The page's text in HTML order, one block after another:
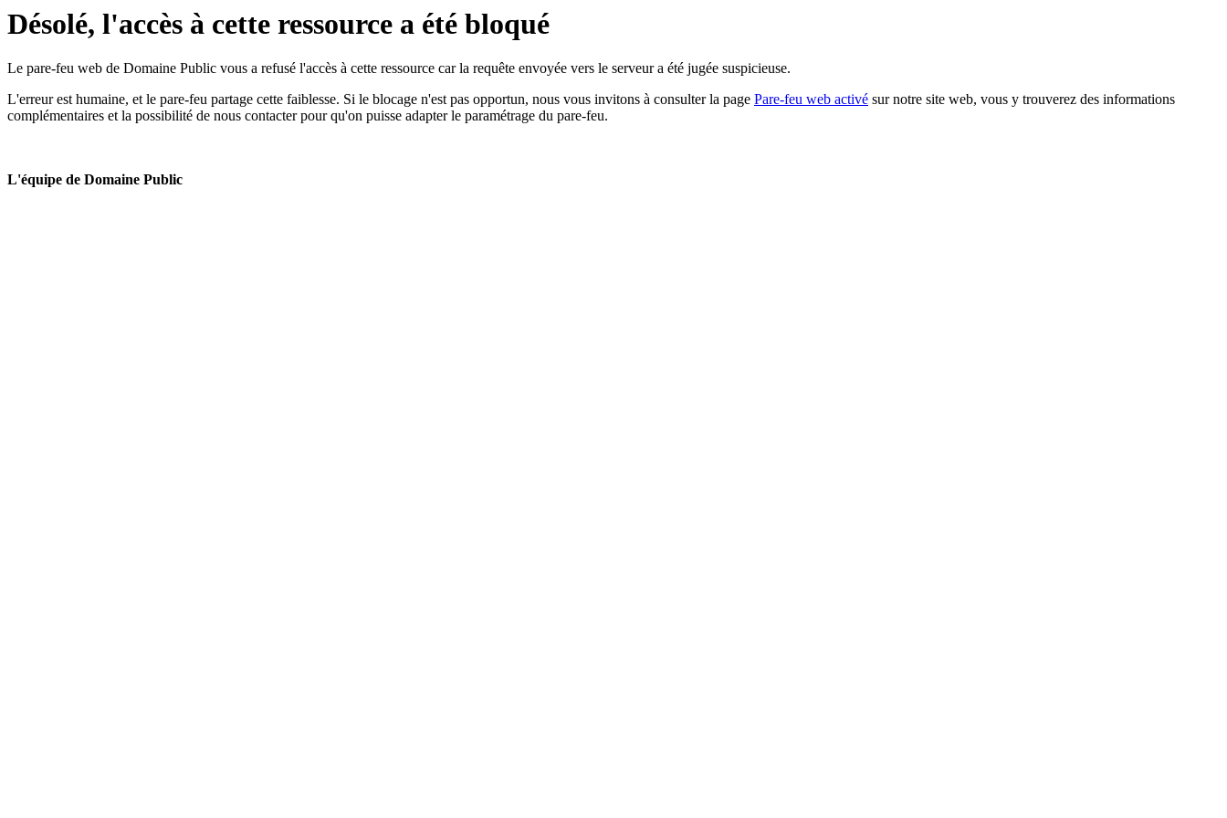
Désolé, l'accès à cette ressource a été bloqué
Le pare-feu web de Domaine Public vous a refusé l'accès à cette ressource car la requête envoyée vers le serveur a été jugée suspicieuse.
L'erreur est humaine, et le pare-feu partage cette faiblesse. Si le blocage n'est pas opportun, nous vous invitons à consulter la page Pare-feu web activé sur notre site web, vous y trouverez des informations
complémentaires et la possibilité de nous contacter pour qu'on puisse adapter le paramétrage du pare-feu.
L'équipe de Domaine Public